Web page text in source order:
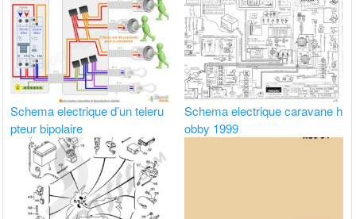
Schema electrique d’un teleru
pteur bipolaire
Schema electrique caravane h
obby 1999